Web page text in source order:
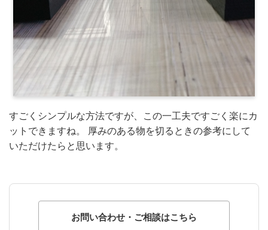
すごくシンプルな方法ですが、この一工夫ですごく楽にカ
ットできますね。 厚みのある物を切るときの参考にして
いただけたらと思います。
お問い合わせ・ご相談はこちら